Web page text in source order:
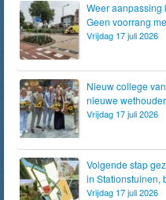
Weer aanpassing
Geen voorrang
Vrijdag 17 juli 2026
Nieuw college
nieuwe
Vrijdag 17 juli 2026
Volgende stap
in Stationstuinen,
Vrijdag 17 juli 2026